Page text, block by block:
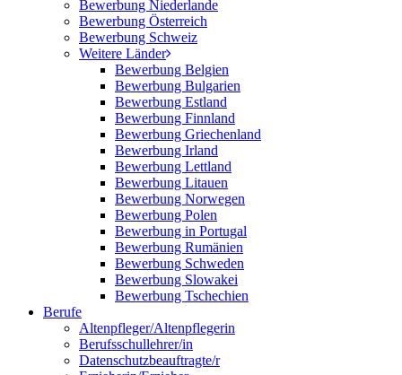
Bewerbung Niederlande
Bewerbung Österreich
Bewerbung Schweiz
Weitere Länder
Bewerbung Belgien
Bewerbung Bulgarien
Bewerbung Estland
Bewerbung Finnland
Bewerbung Griechenland
Bewerbung Irland
Bewerbung Lettland
Bewerbung Litauen
Bewerbung Norwegen
Bewerbung Polen
Bewerbung in Portugal
Bewerbung Rumänien
Bewerbung Schweden
Bewerbung Slowakei
Bewerbung Tschechien
Berufe
Altenpfleger/Altenpflegerin
Berufsschullehrer/in
Datenschutzbeauftragte/r